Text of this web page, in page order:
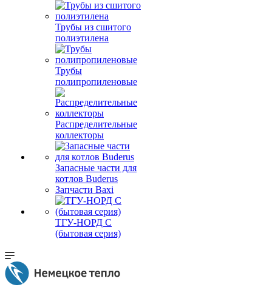
Трубы из сшитого
полиэтилена
Трубы
полипропиленовые
Распределительные
коллекторы
Запасные части для
котлов Buderus
Запчасти Baxi
ТГУ-НОРД С
(бытовая серия)